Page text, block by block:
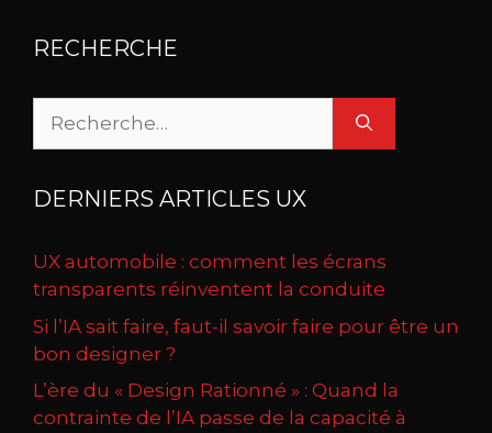
RECHERCHE
Rechercher :
DERNIERS ARTICLES UX
UX automobile : comment les écrans
transparents réinventent la conduite
Si l’IA sait faire, faut-il savoir faire pour être un
bon designer ?
L’ère du « Design Rationné » : Quand la
contrainte de l’IA passe de la capacité à